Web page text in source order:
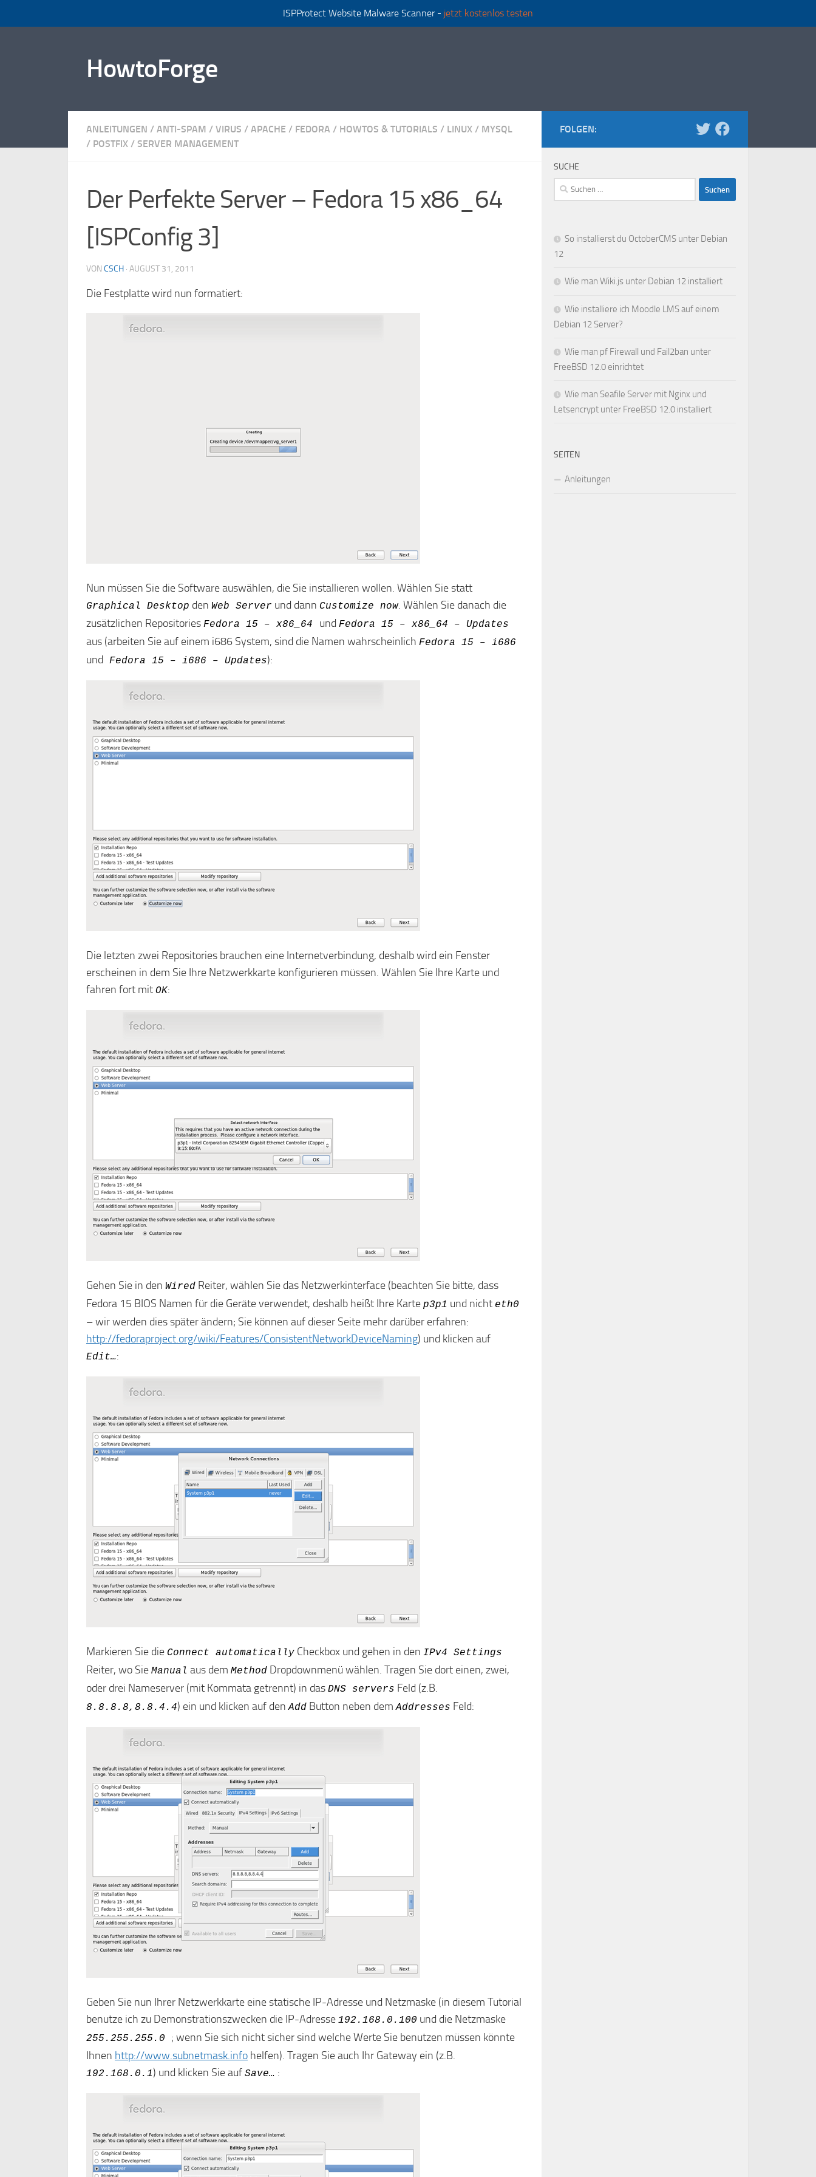
ISPProtect Website Malware Scanner - jetzt kostenlos testen
HowtoForge
ANLEITUNGEN / ANTI-SPAM / VIRUS / APACHE / FEDORA / HOWTOS & TUTORIALS / LINUX / MYSQL
/ POSTFIX / SERVER MANAGEMENT
Der Perfekte Server – Fedora 15 x86_64
[ISPConfig 3]
VON CSCH · AUGUST 31, 2011
Die Festplatte wird nun formatiert:
Nun müssen Sie die Software auswählen, die Sie installieren wollen. Wählen Sie statt
Graphical Desktop den Web Server und dann Customize now. Wählen Sie danach die
zusätzlichen Repositories Fedora 15 – x86_64 und Fedora 15 – x86_64 – Updates
aus (arbeiten Sie auf einem i686 System, sind die Namen wahrscheinlich Fedora 15 – i686
und Fedora 15 – i686 – Updates):
Die letzten zwei Repositories brauchen eine Internetverbindung, deshalb wird ein Fenster
erscheinen in dem Sie Ihre Netzwerkkarte konfigurieren müssen. Wählen Sie Ihre Karte und
fahren fort mit OK:
Gehen Sie in den Wired Reiter, wählen Sie das Netzwerkinterface (beachten Sie bitte, dass
Fedora 15 BIOS Namen für die Geräte verwendet, deshalb heißt Ihre Karte p3p1 und nicht eth0
– wir werden dies später ändern; Sie können auf dieser Seite mehr darüber erfahren:
http://fedoraproject.org/wiki/Features/ConsistentNetworkDeviceNaming) und klicken auf
Edit…:
Markieren Sie die Connect automatically Checkbox und gehen in den IPv4 Settings
Reiter, wo Sie Manual aus dem Method Dropdownmenü wählen. Tragen Sie dort einen, zwei,
oder drei Nameserver (mit Kommata getrennt) in das DNS servers Feld (z.B.
8.8.8.8,8.8.4.4) ein und klicken auf denAdd Button neben demAddresses Feld:
Geben Sie nun Ihrer Netzwerkkarte eine statische IP-Adresse und Netzmaske (in diesem Tutorial
benutze ich zu Demonstrationszwecken die IP-Adresse 192.168.0.100 und die Netzmaske
255.255.255.0
; wenn Sie sich nicht sicher sind welche Werte Sie benutzen müssen könnte
Ihnen http://www.subnetmask.info helfen). Tragen Sie auch Ihr Gateway ein (z.B.
192.168.0.1) und klicken Sie auf Save… :
FOLGEN:
SUCHE
Suchen
nach:
So installierst du OctoberCMS unter Debian
12
Wie man Wiki.js unter Debian 12 installiert
Wie installiere ich Moodle LMS auf einem
Debian 12 Server?
Wie man pf Firewall und Fail2ban unter
FreeBSD 12.0 einrichtet
Wie man Seafile Server mit Nginx und
Letsencrypt unter FreeBSD 12.0 installiert
SEITEN
Anleitungen